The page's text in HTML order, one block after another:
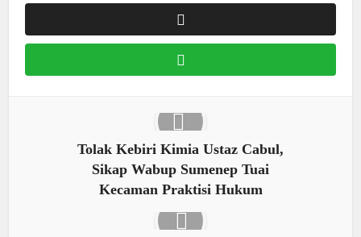
Tolak Kebiri Kimia Ustaz Cabul,
Sikap Wabup Sumenep Tuai
Kecaman Praktisi Hukum